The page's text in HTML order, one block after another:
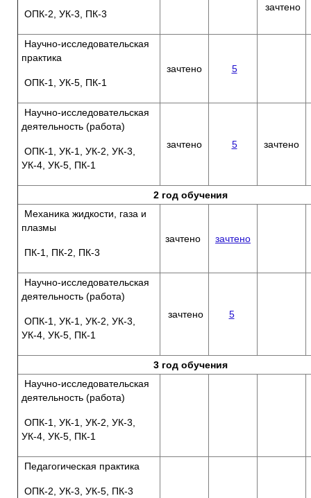
ОПК-2, УК-3, ПК-3
зачтено
Научно-исследовательская
практика
ОПК-1, УК-5, ПК-1
зачтено 5
Научно-исследовательская
деятельность (работа)
ОПК-1, УК-1, УК-2, УК-3,
УК-4, УК-5, ПК-1
зачтено 5 зачтено
2 год обучения
Механика жидкости, газа и
плазмы
ПК-1, ПК-2, ПК-3
зачтено зачтено
Научно-исследовательская
деятельность (работа)
ОПК-1, УК-1, УК-2, УК-3,
УК-4, УК-5, ПК-1
зачтено 5
3 год обучения
Научно-исследовательская
деятельность (работа)
ОПК-1, УК-1, УК-2, УК-3,
УК-4, УК-5, ПК-1
Педагогическая практика
ОПК-2, УК-3, УК-5, ПК-3